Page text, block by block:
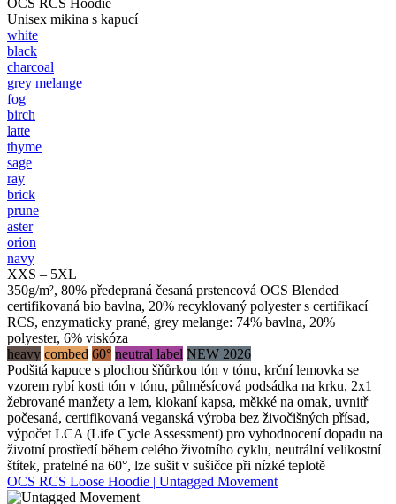
Unisex mikina s kapucí
white
black
charcoal
grey melange
fog
birch
latte
thyme
sage
ray
brick
prune
aster
orion
navy
XXS – 5XL
350g/m², 80% předepraná česaná prstencová OCS Blended
certifikovaná bio bavlna, 20% recyklovaný polyester s certifikací
RCS, enzymaticky prané, grey melange: 74% bavlna, 20%
polyester, 6% viskóza
heavy combed 60° neutral label NEW 2026
Podšitá kapuce s plochou šňůrkou tón v tónu, krční lemovka se
vzorem rybí kosti tón v tónu, půlměsícová podsádka na krku, 2x1
žebrované manžety a lem, klokaní kapsa, měkké na omak, uvnitř
počesaná, certifikovaná veganská výroba bez živočišných přísad,
výpočet LCA (Life Cycle Assessment) pro vyhodnocení dopadu na
životní prostředí během celého životního cyklu, neutrální velikostní
štítek, pratelné na 60°, lze sušit v sušičce při nízké teplotě
OCS RCS Loose Hoodie | Untagged Movement